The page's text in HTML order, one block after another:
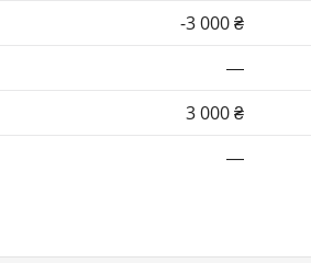
-3 000 ₴
—
3 000 ₴
—